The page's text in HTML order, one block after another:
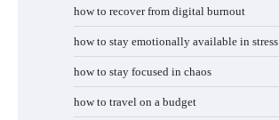
how to recover from digital burnout
how to stay emotionally available in stress
how to stay focused in chaos
how to travel on a budget